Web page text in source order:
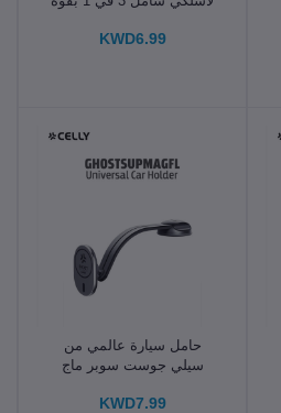
مع حامل للفتحة واللوحة
KWD6.99
حامل سيارة عالمي من
سيلي جوست سوبر ماج
KWD7.99